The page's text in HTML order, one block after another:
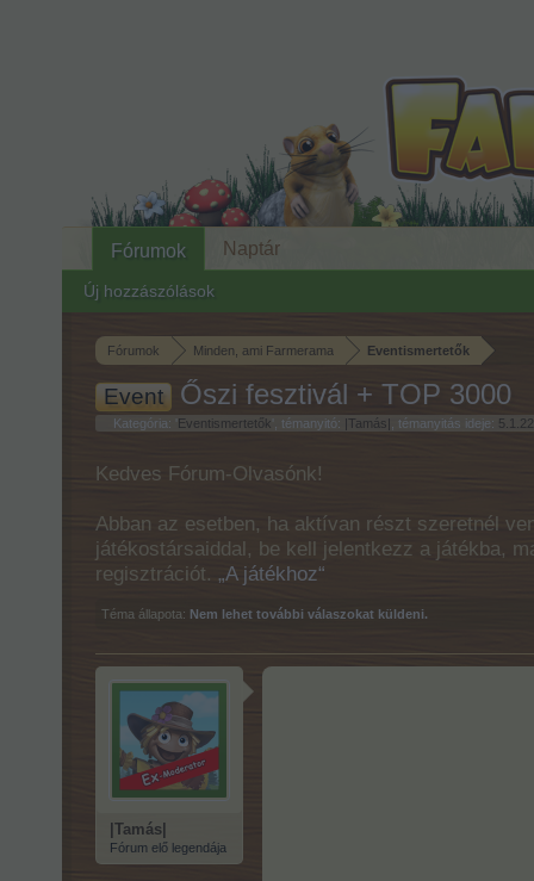
Fórumok Minden, ami Farmerama Eventismertetők
Event Őszi fesztivál + TOP 3000
Kategória: ' Eventismertetők ', témanyitó: |Tamás| , témanyitás ideje: 5.1.22
Kedves Fórum-Olvasónk!
Abban az esetben, ha aktívan részt szeretnél
játékostársaiddal, be kell jelentkezz a játékba,
regisztrációt. „A játékhoz“
Téma állapota: Nem lehet további válaszokat küldeni.
|Tamás|
Fórum elő legendája
Fórumok
Új hozzászólások
Naptár